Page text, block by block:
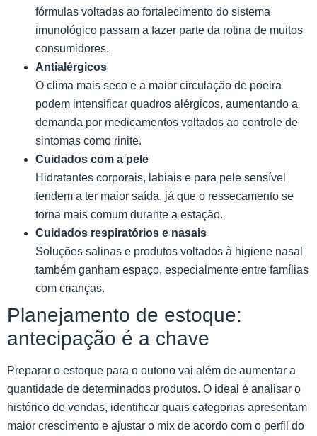
fórmulas voltadas ao fortalecimento do sistema
imunológico passam a fazer parte da rotina de muitos
consumidores.
Antialérgicos
O clima mais seco e a maior circulação de poeira
podem intensificar quadros alérgicos, aumentando a
demanda por medicamentos voltados ao controle de
sintomas como rinite.
Cuidados com a pele
Hidratantes corporais, labiais e para pele sensível
tendem a ter maior saída, já que o ressecamento se
torna mais comum durante a estação.
Cuidados respiratórios e nasais
Soluções salinas e produtos voltados à higiene nasal
também ganham espaço, especialmente entre famílias
com crianças.
Planejamento de estoque:
antecipação é a chave
Preparar o estoque para o outono vai além de aumentar a
quantidade de determinados produtos. O ideal é analisar o
histórico de vendas, identificar quais categorias apresentam
maior crescimento e ajustar o mix de acordo com o perfil do